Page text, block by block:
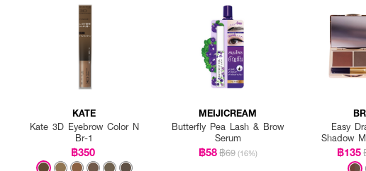
KATE
Kate 3D Eyebrow Color N
Br-1
฿350
MEIJICREAM
Butterfly Pea Lash & Brow
Serum
฿58฿69 (16%)
Easy
Shadow
฿135